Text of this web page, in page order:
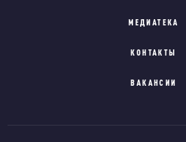
МЕДИАТЕКА
КОНТАКТЫ
ВАКАНСИИ